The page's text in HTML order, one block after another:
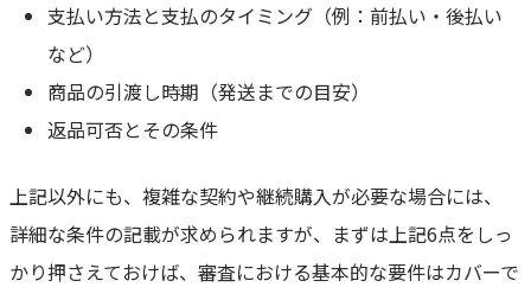
支払い方法と支払のタイミング（例：前払い・後払い
など）
商品の引渡し時期（発送までの目安）
返品可否とその条件
上記以外にも、複雑な契約や継続購入が必要な場合には、
詳細な条件の記載が求められますが、まずは上記6点をしっ
かり押さえておけば、審査における基本的な要件はカバーで